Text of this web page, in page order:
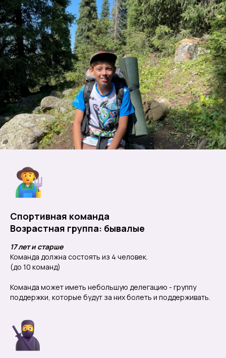
Спортивная команда
Возрастная группа: бывалые
17 лет и старше
Команда должна состоять из 4 человек.
(до 10 команд)
Команда может иметь небольшую делегацию - группу
поддержки, которые будут за них болеть и поддерживать.